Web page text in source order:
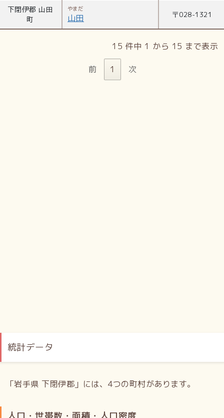
下閉伊郡 山田
町
やまだ
山田 〒028-1321
15 件中 1 から 15 まで表示
前 1 次
統計データ
「岩手県 下閉伊郡」には、4つの町村があります。